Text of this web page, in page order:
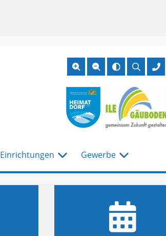
Suche
Einrichtungen Gewerbe